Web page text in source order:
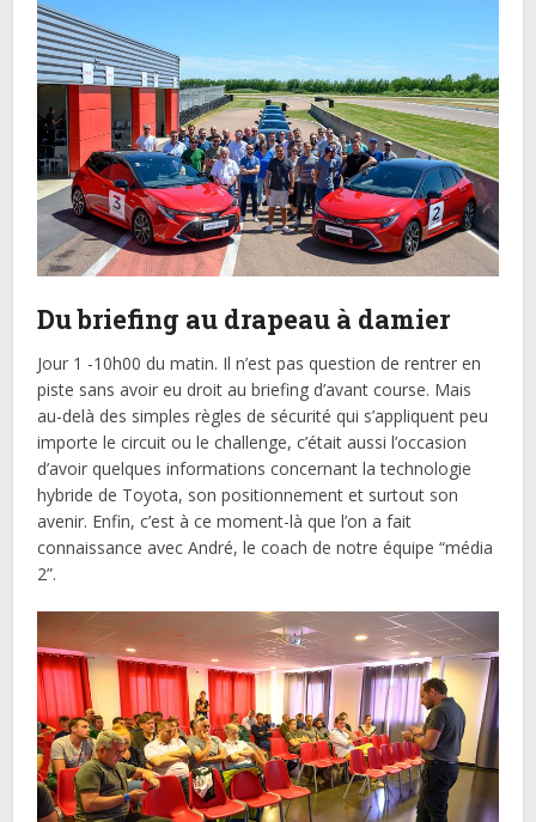
Du briefing au drapeau à damier
Jour 1 -10h00 du matin. Il n’est pas question de rentrer en
piste sans avoir eu droit au briefing d’avant course. Mais
au-delà des simples règles de sécurité qui s’appliquent peu
importe le circuit ou le challenge, c’était aussi l’occasion
d’avoir quelques informations concernant la technologie
hybride de Toyota, son positionnement et surtout son
avenir. Enfin, c’est à ce moment-là que l’on a fait
connaissance avec André, le coach de notre équipe “média
2”.